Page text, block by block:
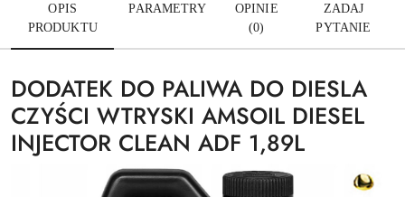
OPIS
PRODUKTU
PARAMETRY
OPINIE
(0)
ZADAJ
PYTANIE
DODATEK DO PALIWA DO DIESLA
CZYŚCI WTRYSKI AMSOIL DIESEL
INJECTOR CLEAN ADF 1,89L